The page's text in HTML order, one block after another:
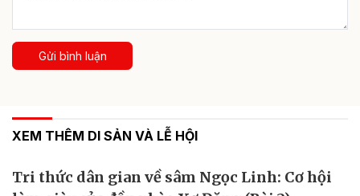
Gửi bình luận
XEM THÊM DI SẢN VÀ LỄ HỘI
Tri thức dân gian về sâm Ngọc Linh: Cơ hội